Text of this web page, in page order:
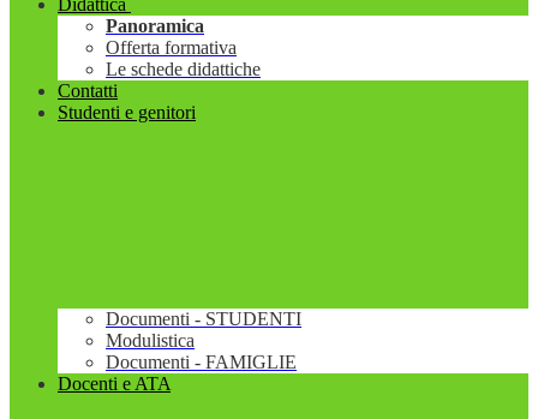
Didattica
Panoramica
Offerta formativa
Le schede didattiche
Contatti
Studenti e genitori
Documenti - STUDENTI
Modulistica
Documenti - FAMIGLIE
Docenti e ATA